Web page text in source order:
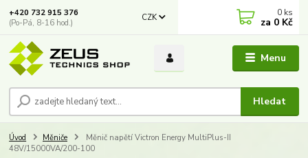
Menu
CZK
Hledat
+420 732 915 376
(Po-Pá, 8-16 hod.)
0 ks
za 0 Kč
Úvod Měniče
Měnič napětí Victron Energy MultiPlus-II
48V/15000VA/200-100